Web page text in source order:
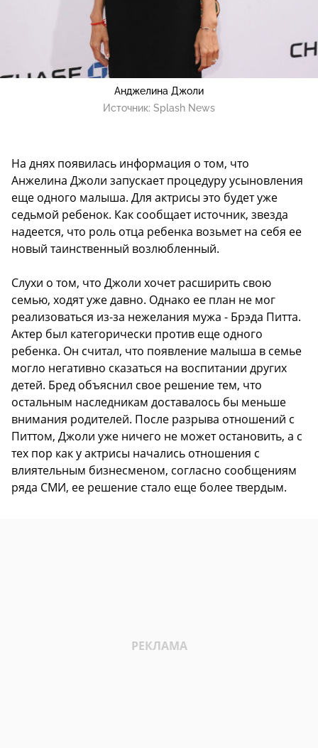
Анджелина Джоли
Источник: Splash News
На днях появилась информация о том, что
Анжелина Джоли запускает процедуру усыновления
еще одного малыша. Для актрисы это будет уже
седьмой ребенок. Как сообщает источник, звезда
надеется, что роль отца ребенка возьмет на себя ее
новый таинственный возлюбленный.
Слухи о том, что Джоли хочет расширить свою
семью, ходят уже давно. Однако ее план не мог
реализоваться из-за нежелания мужа - Брэда Питта.
Актер был категорически против еще одного
ребенка. Он считал, что появление малыша в семье
могло негативно сказаться на воспитании других
детей. Бред объяснил свое решение тем, что
остальным наследникам доставалось бы меньше
внимания родителей. После разрыва отношений с
Питтом, Джоли уже ничего не может остановить, а с
тех пор как у актрисы начались отношения с
влиятельным бизнесменом, согласно сообщениям
ряда СМИ, ее решение стало еще более твердым.